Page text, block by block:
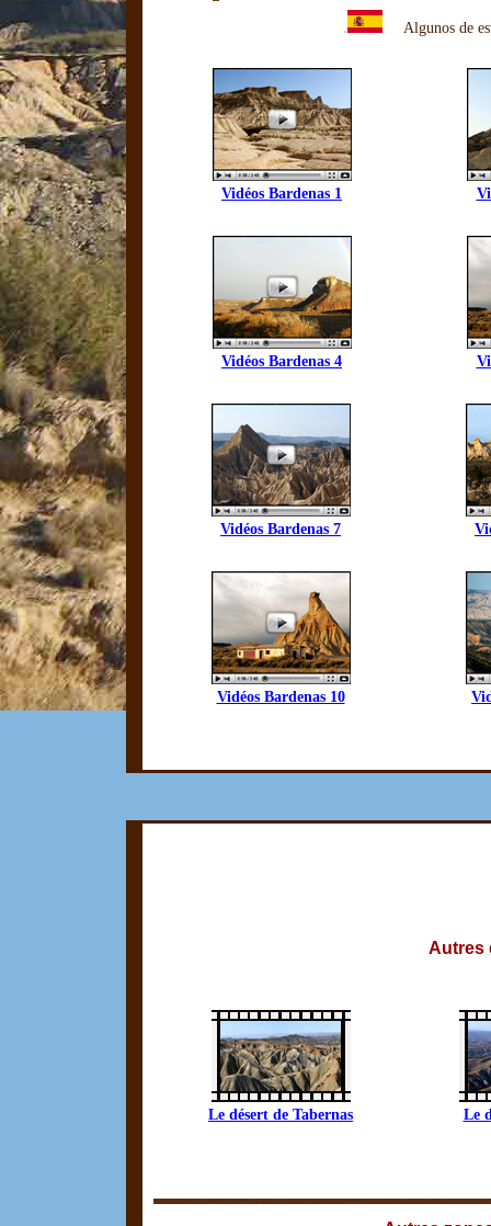
. Algunos de
Vidéos Bardenas 1
Vidéos Bardenas 4
Vidéos Bardenas 7
Vidéos Bardenas 10
Autres
Le désert de Tabernas Le